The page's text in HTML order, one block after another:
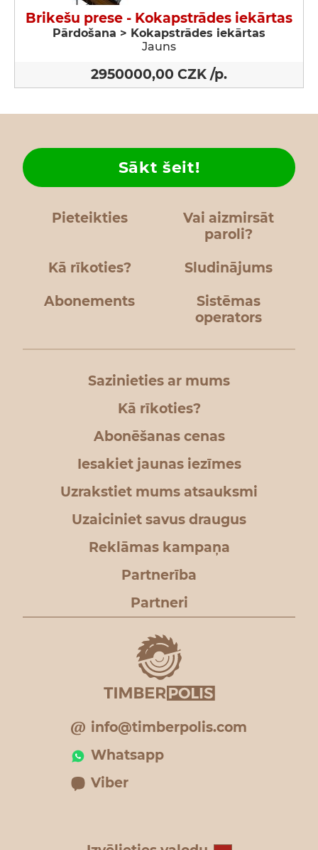
Brikešu prese - Kokapstrādes iekārtas
Pārdošana > Kokapstrādes iekārtas
Jauns
2950000,00 CZK /p.
Pieteikties
Vai aizmirsāt
paroli?
Kā rīkoties?
Sākt šeit!
Sludinājums
Abonements
Sistēmas
operators
Sazinieties ar mums
Kā rīkoties?
Abonēšanas cenas
Iesakiet jaunas iezīmes
Uzrakstiet mums atsauksmi
Uzaiciniet savus draugus
Reklāmas kampaņa
Partnerība
Partneri
info@timberpolis.com
Whatsapp
Viber